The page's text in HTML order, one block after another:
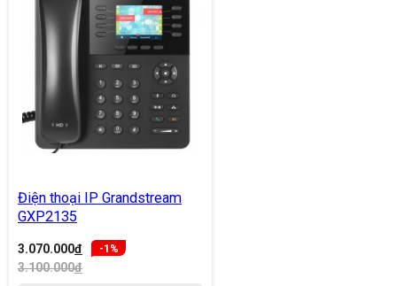
Điện thoại IP Grandstream
GXP2135
3.070.000đ -1%
3.100.000đ